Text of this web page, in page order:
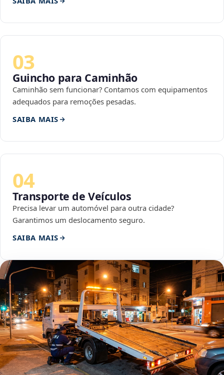
03
Guincho para Caminhão
Caminhão sem funcionar? Contamos com equipamentos
adequados para remoções pesadas.
SAIBA MAIS
04
Transporte de Veículos
Precisa levar um automóvel para outra cidade?
Garantimos um deslocamento seguro.
SAIBA MAIS